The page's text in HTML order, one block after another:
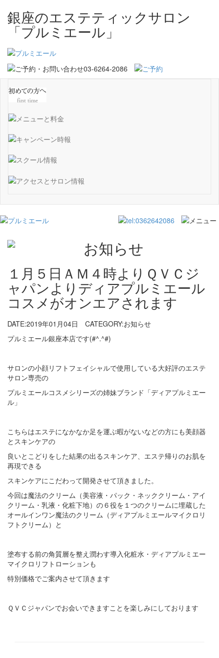
銀座のエステティックサロン
「プルミエール」
１月５日ＡＭ４時よりＱＶＣジ
ャパンよりディアプルミエール
コスメがオンエアされます
DATE:2019年01月04日
CATEGORY:お知らせ
プルミエール銀座本店です(#^.^#)
サロンの小顔リフトフェイシャルで使用している大好評のエステ
サロン専売の
プルミエールコスメシリーズの姉妹ブランド「ディアプルミエー
ル」
こちらはエステになかなか足を運ぶ暇がないなどの方にも美顔器
とスキンケアの
良いとこどりをした結果の出るスキンケア、エステ帰りのお肌を
再現できる
スキンケアにこだわって開発させて頂きました。
今回は魔法のクリーム（美容液・パック・ネッククリーム・アイ
クリーム・乳液・化粧下地）の６役を１つのクリームに埋蔵した
オールインワン魔法のクリーム（ディアプルミエールマイクロリ
フトクリーム）と
塗布する前の角質層を整え潤わす導入化粧水・ディアプルミエー
マイクロリフトローションも
特別価格でご案内させて頂きます
ＱＶＣジャパンでお会いできますことを楽しみにしております